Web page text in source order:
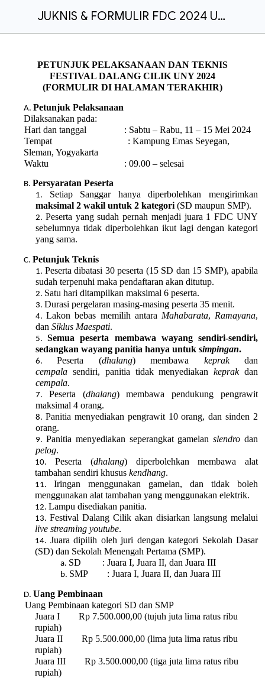
JUKNIS & FORMULIR FDC 2024 UNY.doc
PETUNJUK PELAKSANAAN DAN TEKNIS
FESTIVAL DALANG CILIK UNY 2024
(FORMULIR DI HALAMAN TERAKHIR)
Petunjuk Pelaksanaan
Dilaksanakan pada:
Hari dan tanggal : Sabtu – Rabu, 11 – 15 Mei 2024
Tempat : Kampung Emas Seyegan,
Sleman, Yogyakarta
Waktu : 09.00 – selesai
Persyaratan Peserta
Setiap Sanggar hanya diperbolehkan mengirimkan
maksimal 2 wakil untuk 2 kategori (SD maupun SMP).
Peserta yang sudah pernah menjadi juara 1 FDC UNY
sebelumnya tidak diperbolehkan ikut lagi dengan kategori
yang sama.
Petunjuk Teknis
Peserta dibatasi 30 peserta (15 SD dan 15 SMP), apabila
sudah terpenuhi maka pendaftaran akan ditutup.
Satu hari ditampilkan maksimal 6 peserta.
Durasi pergelaran masing-masing peserta 35 menit.
Lakon bebas memilih antara Mahabarata, Ramayana,
dan Siklus Maespati.
Semua peserta membawa wayang sendiri-sendiri,
sedangkan wayang panitia hanya untuk simpingan.
Peserta (dhalang) membawa keprakdan
cempala sendiri, panitia tidak menyediakankeprakdan
cempala.
Peserta (dhalang) membawa pendukung pengrawit
maksimal 4 orang.
Panitia menyediakan pengrawit 10 orang, dan sinden 2
orang.
Panitia menyediakan seperangkat gamelanslendro dan
pelog.
Peserta (dhalang) diperbolehkan membawa alat
tambahan sendiri khususkendhang.
Iringan menggunakan gamelan, dan tidak boleh
menggunakan alat tambahan yang menggunakan elektrik.
Lampu disediakan panitia.
Festival Dalang Cilik akan disiarkan langsung melalui
live streaming youtube.
Juara dipilih oleh juri dengan kategori Sekolah Dasar
(SD) dan Sekolah Menengah Pertama (SMP).
SD : Juara I, Juara II, dan Juara III
SMP : Juara I, Juara II, dan Juara III
Uang Pembinaan
Uang Pembinaan kategori SD dan SMP
Juara I Rp 7.500.000,00 (tujuh juta lima ratus ribu
rupiah)
Juara II Rp 5.500.000,00 (lima juta lima ratus ribu
rupiah)
Juara III Rp 3.500.000,00 (tiga juta lima ratus ribu
rupiah)